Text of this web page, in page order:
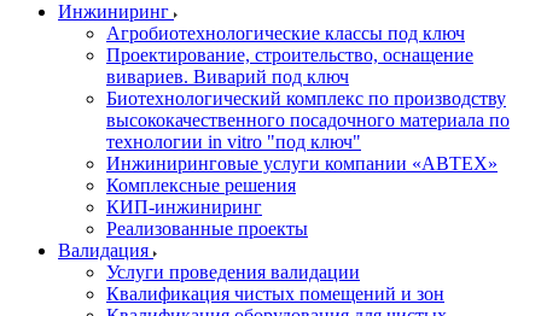
Инжиниринг
Агробиотехнологические классы под ключ
Проектирование, строительство, оснащение
вивариев. Виварий под ключ
Биотехнологический комплекс по производству
высококачественного посадочного материала по
технологии in vitro "под ключ"
Инжиниринговые услуги компании «АВТЕХ»
Комплексные решения
КИП-инжиниринг
Реализованные проекты
Валидация
Услуги проведения валидации
Квалификация чистых помещений и зон